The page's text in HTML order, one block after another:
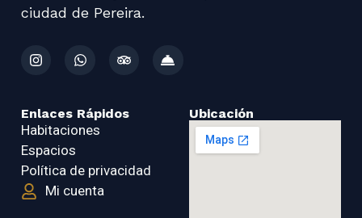
ciudad de Pereira.
Enlaces Rápidos
Habitaciones
Espacios
Política de privacidad
Mi cuenta
Ubicación